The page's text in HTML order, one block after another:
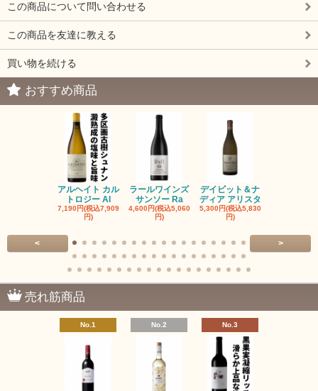
この商品について問い合わせる
この商品を友達に教える
買い物を続ける
おすすめ商品
アルヘイト カル
トロジー Al
7,190円(税込7,909
円)
ラールワインズ
サンソー Ra
4,600円(税込5,060
円)
デイビット＆ナ
ディア アリスタ
5,300円(税込5,830
円)
< >
売れ筋商品
No.1 No.2 No.3